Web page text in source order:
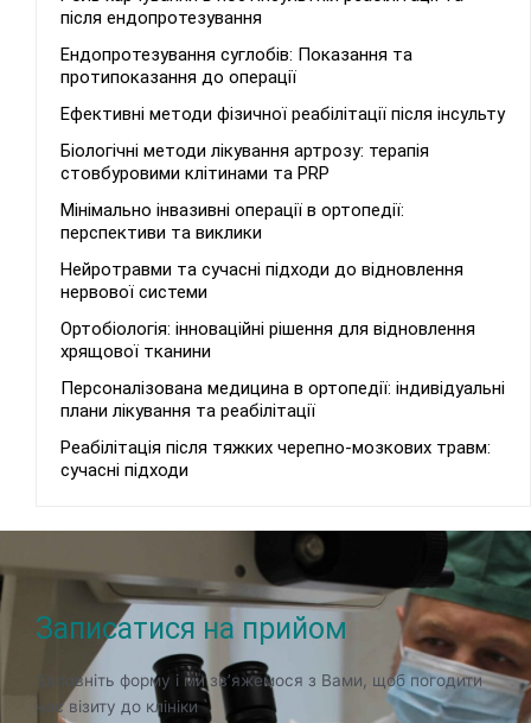
після ендопротезування
Ендопротезування суглобів: Показання та
протипоказання до операції
Ефективні методи фізичної реабілітації після інсульту
Біологічні методи лікування артрозу: терапія
стовбуровими клітинами та PRP
Мінімально інвазивні операції в ортопедії:
перспективи та виклики
Нейротравми та сучасні підходи до відновлення
нервової системи
Ортобіологія: інноваційні рішення для відновлення
хрящової тканини
Персоналізована медицина в ортопедії: індивідуальні
плани лікування та реабілітації
Реабілітація після тяжких черепно-мозкових травм:
сучасні підходи
Записатися на прийом
Заповніть форму і ми зв’яжемося з Вами, щоб погодити
час візиту до клініки